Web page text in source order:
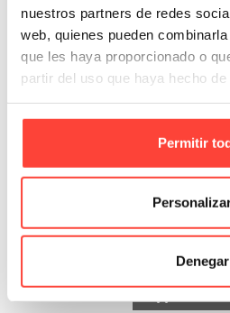
nuestros partners de redes
web, quienes pueden
que les haya proporcionado o
partir del uso que haya hecho
Permitir
Denegar
Estuche 1 botella,
Referencia:
1,84 €